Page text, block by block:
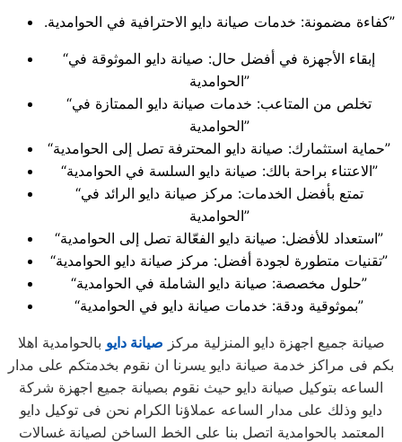
.كفاءة مضمونة: خدمات صيانة دايو الاحترافية في الحوامدية”
“إبقاء الأجهزة في أفضل حال: صيانة دايو الموثوقة في
الحوامدية”
“تخلص من المتاعب: خدمات صيانة دايو الممتازة في
الحوامدية”
“حماية استثمارك: صيانة دايو المحترفة تصل إلى الحوامدية”
“الاعتناء براحة بالك: صيانة دايو السلسة في الحوامدية”
“تمتع بأفضل الخدمات: مركز صيانة دايو الرائد في
الحوامدية”
“استعداد للأفضل: صيانة دايو الفعّالة تصل إلى الحوامدية”
“تقنيات متطورة لجودة أفضل: مركز صيانة دايو الحوامدية”
“حلول مخصصة: صيانة دايو الشاملة في الحوامدية”
“بموثوقية ودقة: خدمات صيانة دايو في الحوامدية”
صيانة جميع اجهزة دايو المنزلية مركز صيانة دايو بالحوامدية اهلا
بكم فى مراكز خدمة صيانة دايو يسرنا ان نقوم بخدمتكم على مدار
الساعه بتوكيل صيانة دايو حيث نقوم بصيانة جميع اجهزة شركة
دايو وذلك على مدار الساعه عملاؤنا الكرام نحن فى توكيل دايو
المعتمد بالحوامدية اتصل بنا على الخط الساخن لصيانة غسالات